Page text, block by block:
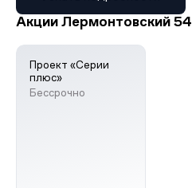
Акции Лермонтовский 54
Проект «Серии
плюс»
Бессрочно